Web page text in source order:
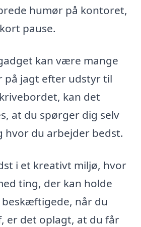
humør på kontoret,
pause.
kan være mange
på jagt efter udstyr til
kan det
at du spørger dig selv
hvor du arbejder bedst.
i et kreativt miljø, hvor
ting, der kan holde
når du
er det oplagt, at du får